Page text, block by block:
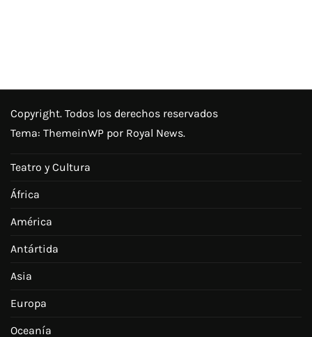
Copyright. Todos los derechos reservados
Tema: ThemeinWP por Royal News.
Teatro y Cultura
África
América
Antártida
Asia
Europa
Oceanía